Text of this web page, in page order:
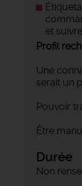
et
Profil
Une
serait un
Pouvoir
Être
Durée
Non